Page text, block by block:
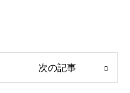
次の記事